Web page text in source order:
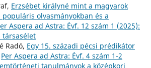
Erzsébet királyné mint a magyarok
olvasmányokban és a
Aspera ad Astra: Évf. 12 szám 1 (2025):
társasélet
Radó, Egy 15. századi pécsi prédikátor
Per Aspera ad Astra: Évf. 4 szám 1-2
tanulmányok a középkori